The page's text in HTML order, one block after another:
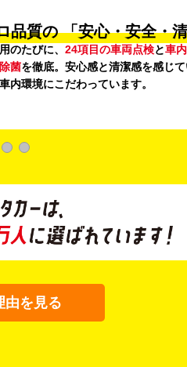
品質の 「安心・安全・
のたびに、 24項目の車両点検と車
菌を徹底。安心感と清潔感を感じ
内環境にこだわっています。
由を見る